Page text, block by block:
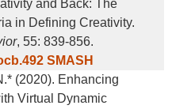
and Back: The
in Defining Creativity.
, 55: 839-856.
SMASH
(2020). Enhancing
Virtual Dynamic